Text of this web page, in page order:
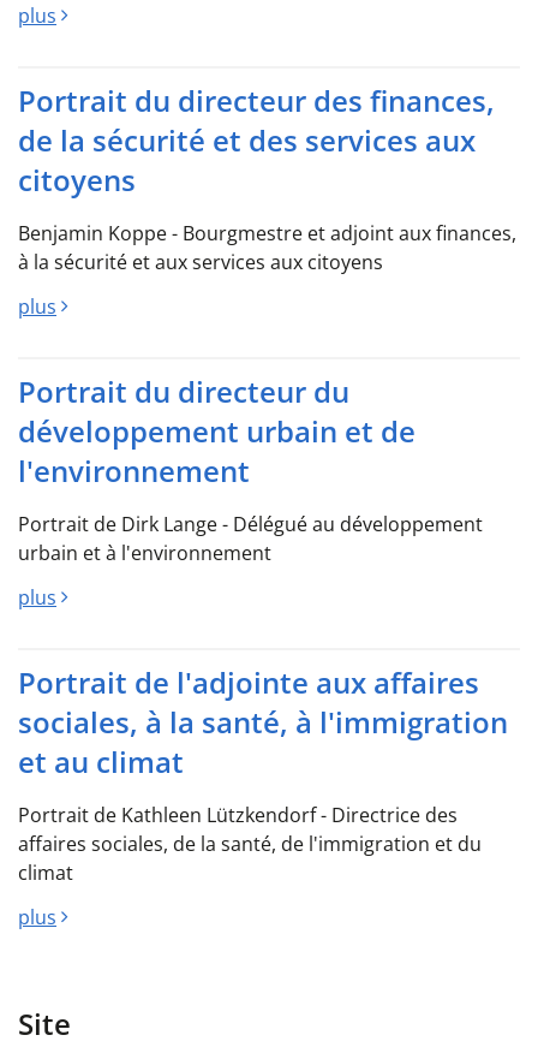
plus
Portrait du directeur des finances,
de la sécurité et des services aux
citoyens
Benjamin Koppe - Bourgmestre et adjoint aux finances,
à la sécurité et aux services aux citoyens
plus
Portrait du directeur du
développement urbain et de
l'environnement
Portrait de Dirk Lange - Délégué au développement
urbain et à l'environnement
plus
Portrait de l'adjointe aux affaires
sociales, à la santé, à l'immigration
et au climat
Portrait de Kathleen Lützkendorf - Directrice des
affaires sociales, de la santé, de l'immigration et du
climat
plus
Site